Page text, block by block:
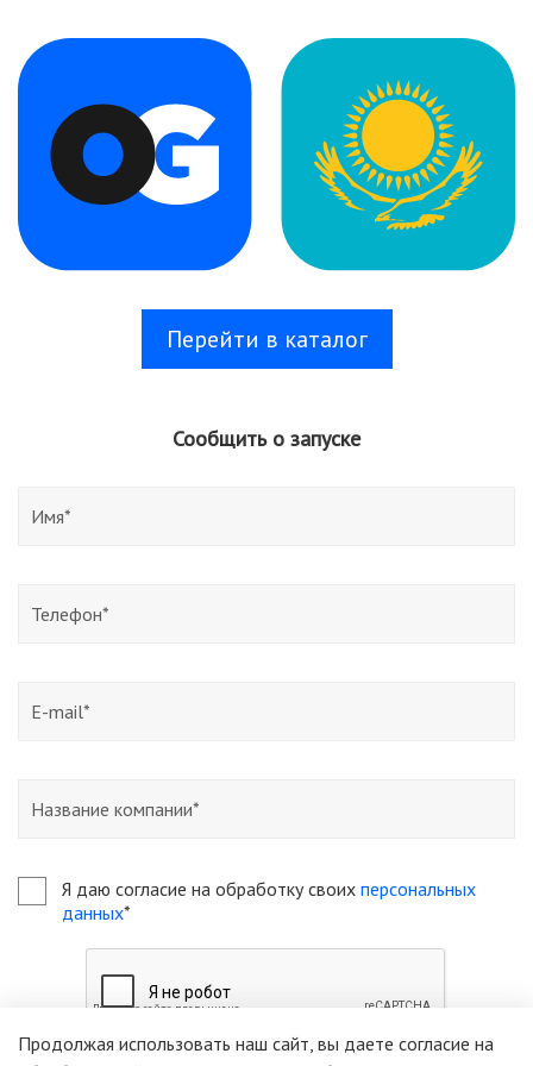
Перейти в каталог
Сообщить о запуске
Я даю согласие на обработку своих персональных
данных*
Продолжая использовать наш сайт, вы даете согласие на